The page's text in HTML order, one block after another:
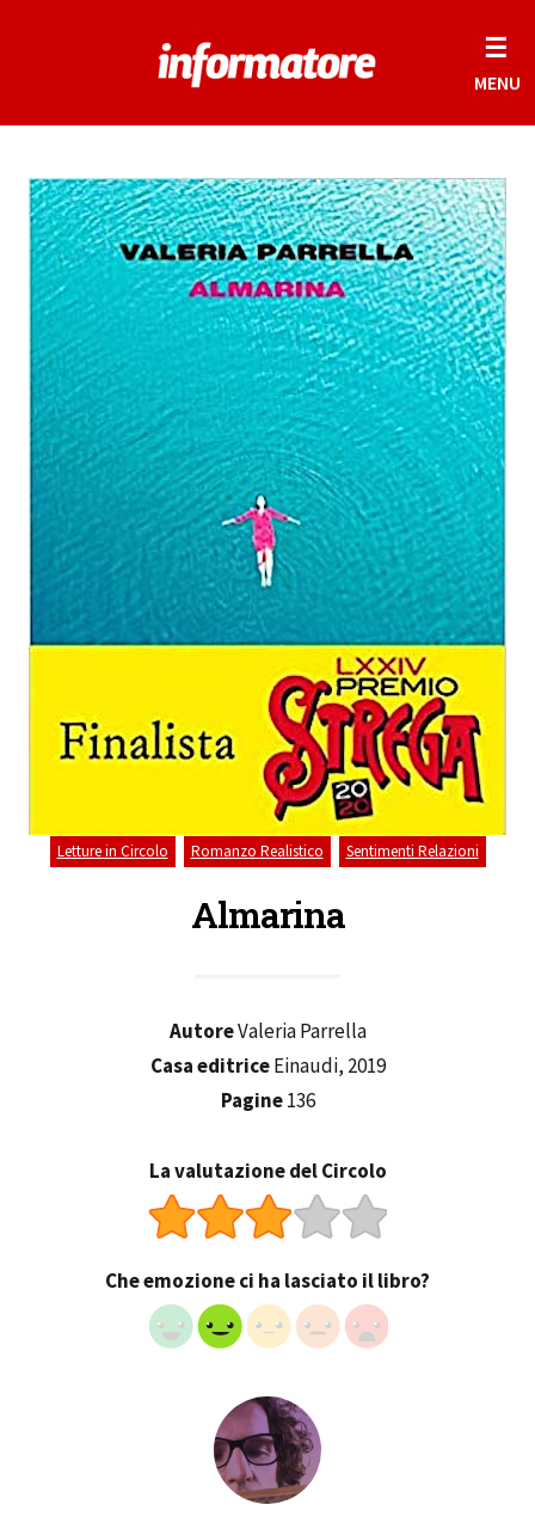
☰
MENU
Letture in Circolo Romanzo Realistico Sentimenti Relazioni
Almarina
AutoreValeria Parrella
Casa editriceEinaudi, 2019
Pagine136
La valutazione del Circolo
Che emozione ci ha lasciato il libro?